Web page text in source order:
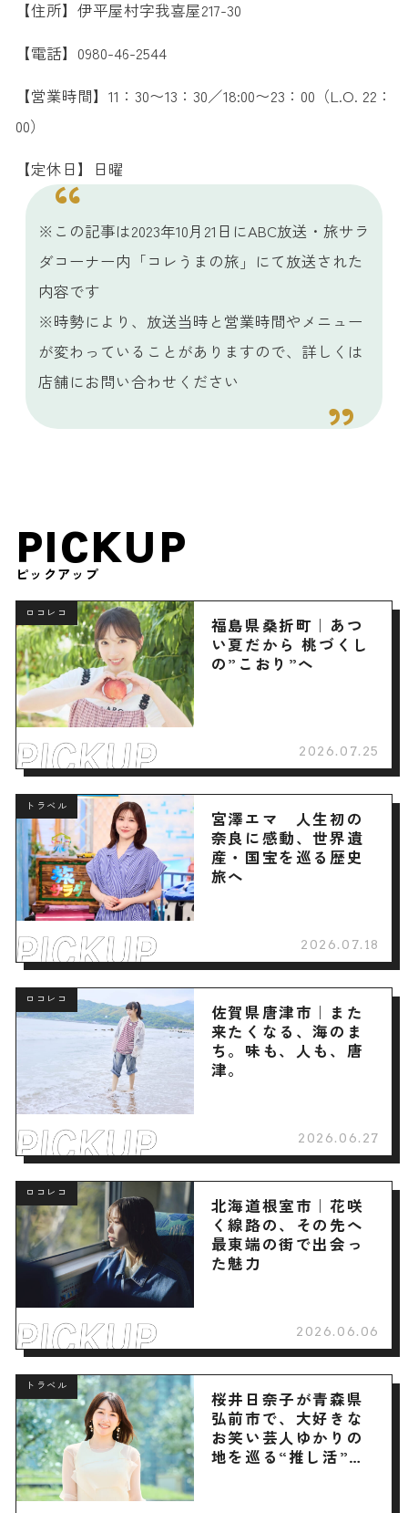
【住所】伊平屋村字我喜屋217-30
【電話】0980-46-2544
【営業時間】11：30〜13：30／18:00〜23：00（L.O. 22：
00）
【定休日】日曜
※この記事は2023年10月21日にABC放送・旅サラ
ダコーナー内「コレうまの旅」にて放送された
内容です
※時勢により、放送当時と営業時間やメニュー
が変わっていることがありますので、詳しくは
店舗にお問い合わせください
PICKUP
ピックアップ
ロコレコ
福島県桑折町｜あつ
い夏だから 桃づくし
の”こおり”へ
2026.07.25
トラベル
宮澤エマ 人生初の
奈良に感動、世界遺
産・国宝を巡る歴史
旅へ
2026.07.18
ロコレコ
佐賀県唐津市｜また
来たくなる、海のま
ち。味も、人も、唐
津。
2026.06.27
ロコレコ
北海道根室市｜花咲
く線路の、その先へ
最東端の街で出会っ
た魅力
2026.06.06
トラベル
桜井日奈子が青森県
弘前市で、大好きな
お笑い芸人ゆかりの
地を巡る“推し活”旅